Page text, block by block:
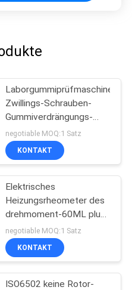
Laborgummiprüfmaschine-
Zwillings-Schrauben-
Gummiverdrängungs-
Maschine für PVC-PC-
PA
negotiable MOQ:1 Satz
KONTAKT
Elektrisches
Heizungsrheometer des
drehmoment-60ML plus
Mischer-Drehmoment-
Strecke 0-300Nm
negotiable MOQ:1 Satz
KONTAKT
ISO6502 keine Rotor-